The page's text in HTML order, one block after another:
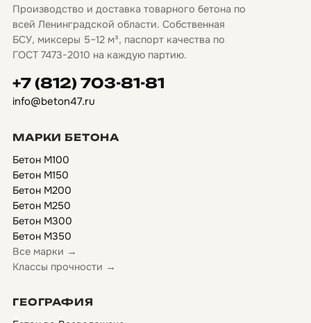
Производство и доставка товарного бетона по
всей Ленинградской области. Собственная
БСУ, миксеры 5–12 м³, паспорт качества по
ГОСТ 7473-2010 на каждую партию.
+7 (812) 703-81-81
info@beton47.ru
МАРКИ БЕТОНА
Бетон М100
Бетон М150
Бетон М200
Бетон М250
Бетон М300
Бетон М350
Все марки →
Классы прочности →
ГЕОГРАФИЯ